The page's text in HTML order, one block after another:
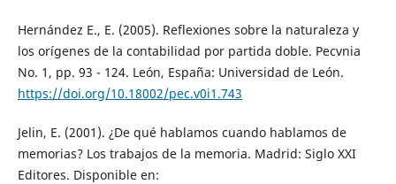
Hernández E., E. (2005). Reflexiones sobre la naturaleza y
los orígenes de la contabilidad por partida doble. Pecvnia
No. 1, pp. 93 - 124. León, España: Universidad de León.
https://doi.org/10.18002/pec.v0i1.743
Jelin, E. (2001). ¿De qué hablamos cuando hablamos de
memorias? Los trabajos de la memoria. Madrid: Siglo XXI
Editores. Disponible en: